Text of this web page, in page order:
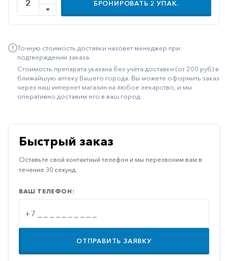
Минеральный
обмен
средства
Неврологические
Остеопороз
Паркинсон
Противоаллергические
Противовирусные
Противогрибковые
Противоопухолевые
Противоподагрические
Противорвотные
БРОНИРОВАТЬ 2 УПАК.
Точную стоимость доставки назовет менеджер при
подтверждении заказа.
Стоимость препарата указана без учёта доставки (от 200 руб) в
ближайшую аптеку Вашего города. Вы можете оформить заказ
через наш интернет магазин на любое лекарство, и мы
оперативно доставим его в ваш город.
Быстрый заказ
Оставьте свой контактный телефон и мы перезвоним вам в
течение 30 секунд.
ВАШ ТЕЛЕФОН:
ОТПРАВИТЬ ЗАЯВКУ